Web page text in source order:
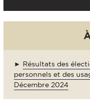
► Résultats des
personnels et des
Décembre 2024